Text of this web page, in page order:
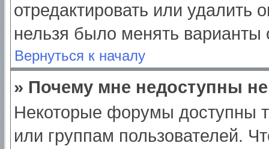
отредактировать или удалить
нельзя было менять варианты
Вернуться к началу
» Почему мне недоступны
Некоторые форумы доступны
или группам пользователей.